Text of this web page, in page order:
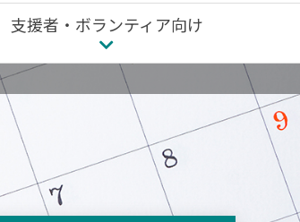
English
Português
Filipino
Tiếng Việt
中文
Español
支援者・ボランティア向け
ンティア向け TOP
座のご案内
活動
依頼したい
ダウンロード